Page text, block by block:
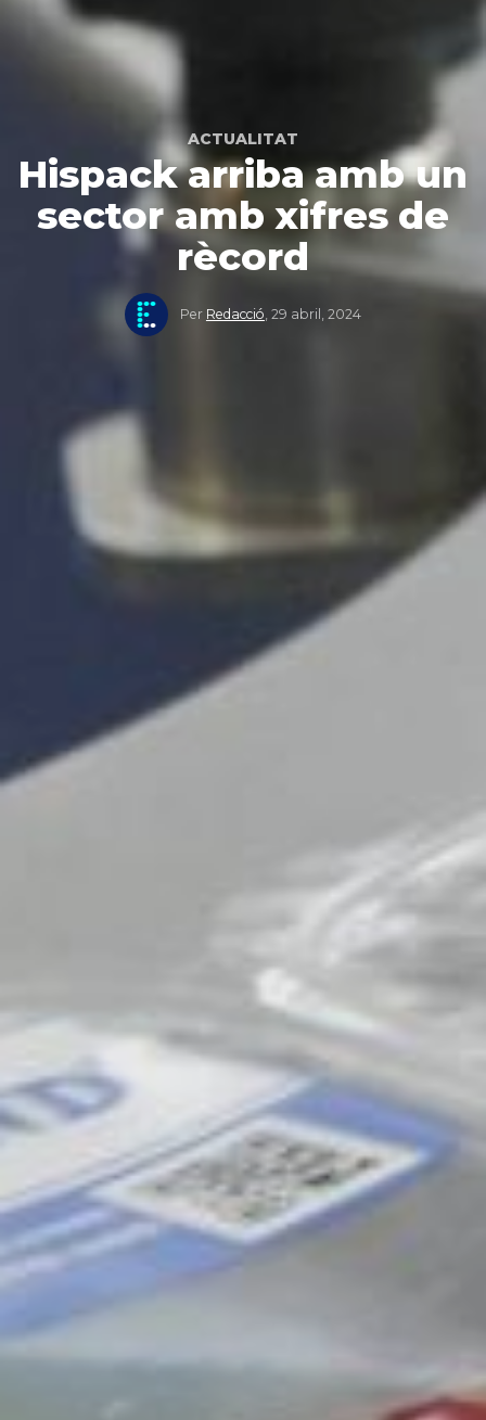
ACTUALITAT
Hispack arriba amb un
sector amb xifres de
rècord
Per Redacció, 29 abril, 2024